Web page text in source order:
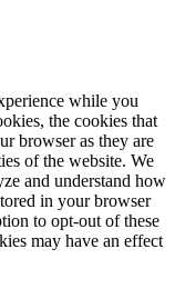
while you
the cookies that
browser as they are
of the website. We
and understand how
in your browser
to opt-out of these
may have an effect